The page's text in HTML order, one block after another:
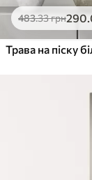
Еко-
.00грн
✓Яскраві,
Поверхня з
483.33грн290
Трава на піску